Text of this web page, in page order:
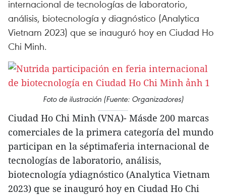
internacional de tecnologías de laboratorio,
análisis, biotecnología y diagnóstico (Analytica
Vietnam 2023) que se inauguró hoy en Ciudad Ho
Chi Minh.
Foto de ilustración (Fuente: Organizadores)
Ciudad Ho Chi Minh (VNA)- Másde 200 marcas
comerciales de la primera categoría del mundo
participan en la séptimaferia internacional de
tecnologías de laboratorio, análisis,
biotecnología ydiagnóstico (Analytica Vietnam
2023) que se inauguró hoy en Ciudad Ho Chi